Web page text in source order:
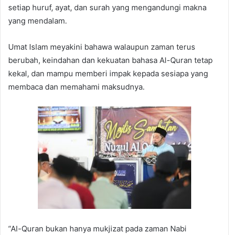
setiap huruf, ayat, dan surah yang mengandungi makna
yang mendalam.
Umat Islam meyakini bahawa walaupun zaman terus
berubah, keindahan dan kekuatan bahasa Al-Quran tetap
kekal, dan mampu memberi impak kepada sesiapa yang
membaca dan memahami maksudnya.
“Al-Quran bukan hanya mukjizat pada zaman Nabi